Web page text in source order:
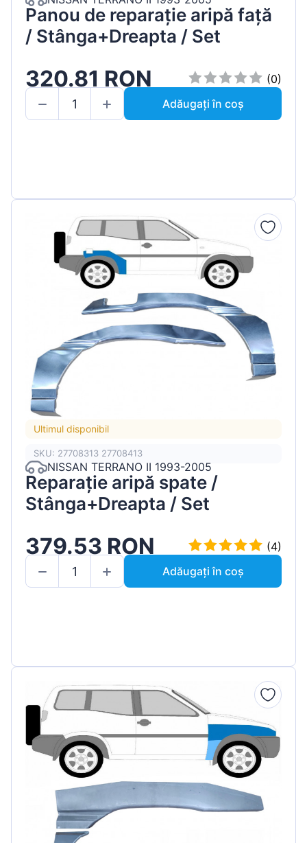
Panou de reparație aripă față
/ Stânga+Dreapta / Set
320.81 RON
(0)
Adăugați în coș
Ultimul disponibil
SKU: 27708313 27708413
NISSAN TERRANO II 1993-2005
Reparație aripă spate /
Stânga+Dreapta / Set
379.53 RON
(4)
Adăugați în coș